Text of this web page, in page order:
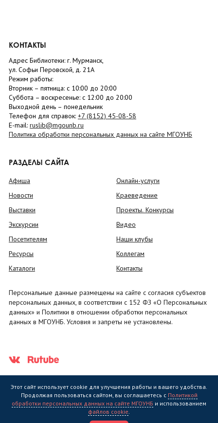
КОНТАКТЫ
Адрес Библиотеки: г. Мурманск,
ул. Софьи Перовской, д. 21А
Режим работы:
Вторник – пятница: с 10:00 до 20:00
Суббота – воскресенье: c 12:00 до 20:00
Выходной день – понедельник
Телефон для справок: +7 (8152) 45-08-58
E-mail: ruslib@mgounb.ru
Политика обработки персональных данных на сайте МГОУНБ
РАЗДЕЛЫ САЙТА
Афиша
Новости
Выставки
Экскурсии
Посетителям
Ресурсы
Каталоги
Онлайн-услуги
Краеведение
Проекты. Конкурсы
Видео
Наши клубы
Коллегам
Контакты
Персональные данные размещены на сайте с согласия субъектов
персональных данных, в соответствии с 152 ФЗ «О Персональных
данных» и Политики в отношении обработки персональных
данных в МГОУНБ. Условия и запреты не установлены.
Государственное областное бюджетное учреждение культуры
Этот сайт использует cookie для улучшения работы и вашего удобства.
Продолжая пользоваться сайтом, вы соглашаетесь с Политикой
обработки персональных данных на сайте МГОУНБ и использованием
файлов cookie.